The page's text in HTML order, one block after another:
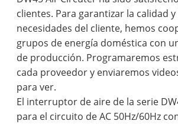
clientes. Para garantizar la calidad y
necesidades del cliente, hemos
grupos de energía doméstica con
de producción. Programaremos
cada proveedor y enviaremos
para ver.
El interruptor de aire de la serie
para el circuito de AC 50Hz/60Hz